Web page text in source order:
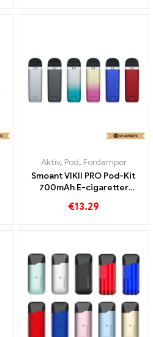
Aktiv, Pod, Fordamper
Smoant VIKII PRO Pod-Kit
700mAh E-cigaretter
brugerdefineret
€13.29